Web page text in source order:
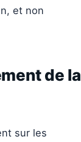
et non
de la
sur les